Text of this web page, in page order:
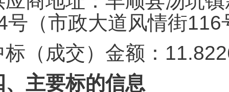
号（市政大道风情街116
标（成交）金额：
、主要标的信息